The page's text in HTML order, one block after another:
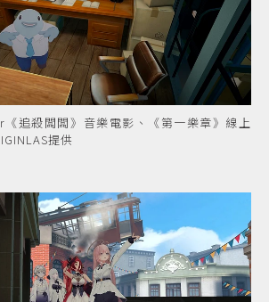
《追殺闆闆》音樂電影、《第一樂章》線上
提供